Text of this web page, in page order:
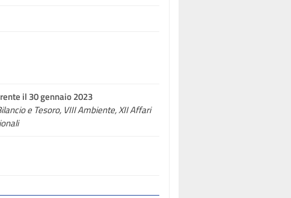
il 30 gennaio 2023
e Tesoro, VIII Ambiente, XII Affari